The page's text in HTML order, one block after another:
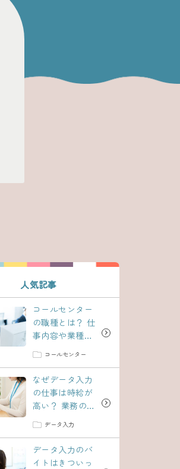
人気記事
コールセンター
の職種とは？ 仕
事内容や業種に
ついても徹底解
説！
コールセンター
なぜデータ入力
の仕事は時給が
高い？ 業務の内
容もご紹介！
データ入力
データ入力のバ
イトはきついっ